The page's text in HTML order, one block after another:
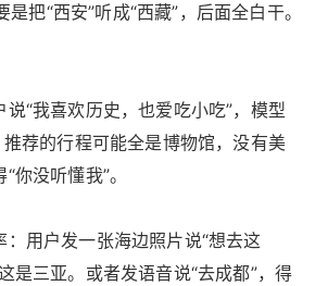
是把“西安”听成“西藏”，后面全白干。
“我喜欢历史，也爱吃小吃”，模型
推荐的行程可能全是博物馆，没有美
你没听懂我”。
：用户发一张海边照片说“想去这
是三亚。或者发语音说“去成都”，得